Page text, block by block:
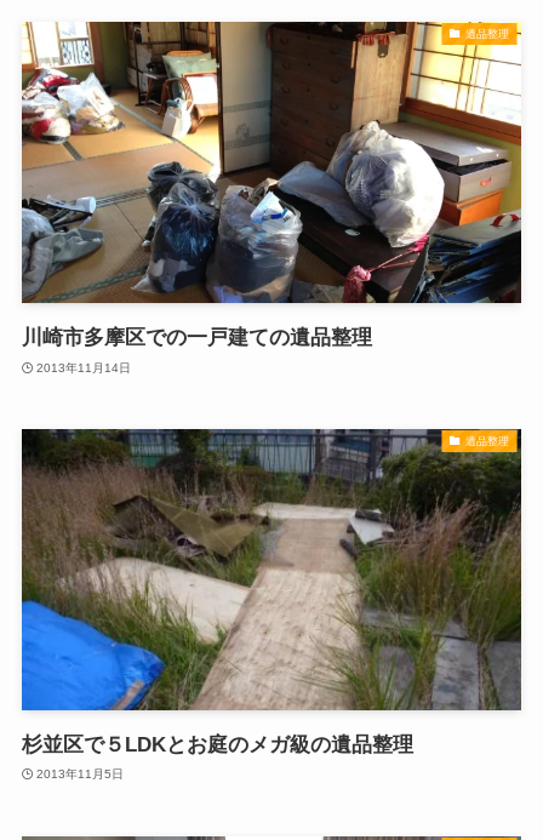
遺品整理
川崎市多摩区での一戸建ての遺品整理
2013年11月14日
遺品整理
杉並区で５LDKとお庭のメガ級の遺品整理
2013年11月5日